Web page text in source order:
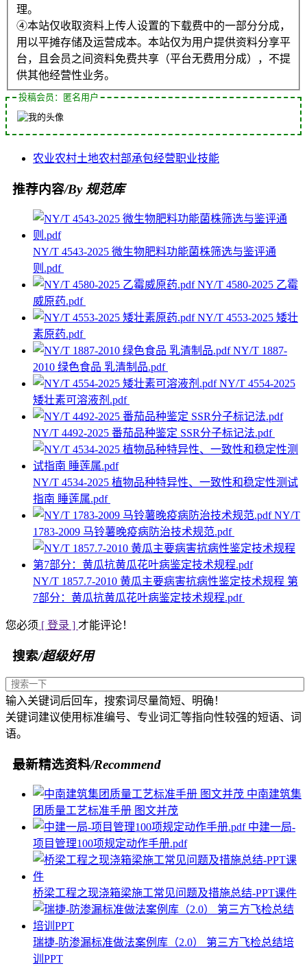
理。
④本站仅收取资料上传人设置的下载费中的一部分分成，
用以平摊存储及运营成本。本站仅为用户提供资料分享平
台，且会员之间资料免费共享（平台无费用分成），不提
供其他经营性业务。
投稿会员：匿名用户
农业农村土地农村部承包经营职业技能
推荐内容/By 规范库
NY/T 4543-2025 微生物肥料功能菌株筛选与鉴评通
则.pdf
NY/T 4580-2025 乙霉
威原药.pdf
NY/T 4553-2025 矮壮
素原药.pdf
NY/T 1887-
2010 绿色食品 乳清制品.pdf
NY/T 4554-2025
矮壮素可溶液剂.pdf
NY/T 4492-2025 番茄品种鉴定 SSR分子标记法.pdf
NY/T 4534-2025 植物品种特异性、一致性和稳定性测试
指南 睡莲属.pdf
NY/T
1783-2009 马铃薯晚疫病防治技术规范.pdf
NY/T 1857.7-2010 黄瓜主要病害抗病性鉴定技术规程 第
7部分：黄瓜抗黄瓜花叶病鉴定技术规程.pdf
您必须 [ 登录 ] 才能评论！
搜索/超级好用
输入关键词后回车，搜索词尽量简短、明确！
关键词建议使用标准编号、专业词汇等指向性较强的短语、词
语。
最新精选资料/Recommend
中南建筑集
团质量工艺标准手册 图文并茂
中建一局-
项目管理100项规定动作手册.pdf
桥梁工程之现浇箱梁施工常见问题及措施总结-PPT课件
瑞捷-防渗漏标准做法案例库（2.0） 第三方飞检总结培
训PPT